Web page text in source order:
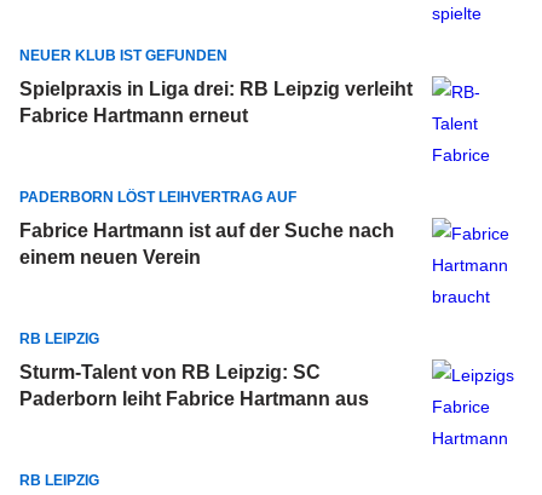
NEUER KLUB IST GEFUNDEN
Spielpraxis in Liga drei: RB Leipzig verleiht
Fabrice Hartmann erneut
PADERBORN LÖST LEIHVERTRAG AUF
Fabrice Hartmann ist auf der Suche nach
einem neuen Verein
RB LEIPZIG
Sturm-Talent von RB Leipzig: SC
Paderborn leiht Fabrice Hartmann aus
RB LEIPZIG